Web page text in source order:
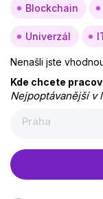
Blockchain
Univerzál
Nenašli jste
Kde chcete
Nejpoptávanější v
Praha